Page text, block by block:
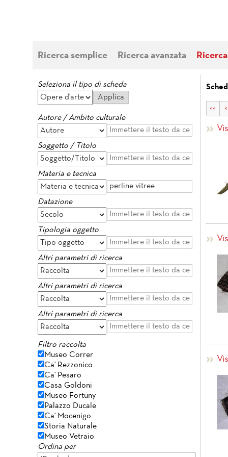
Ricerca semplice Ricerca avanzata
Seleziona il tipo di scheda
Autore / Ambito culturale
Soggetto / Titolo
Materia e tecnica
Datazione
Tipologia oggetto
Altri parametri di ricerca
Altri parametri di ricerca
Altri parametri di ricerca
Filtro raccolta
Museo Correr
Ca' Rezzonico
Ca' Pesaro
Casa Goldoni
Museo Fortuny
Palazzo Ducale
Ca' Mocenigo
Storia Naturale
Museo Vetraio
Ordina per
<< <